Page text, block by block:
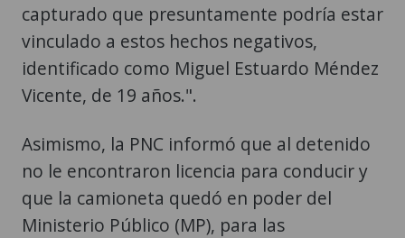
capturado que presuntamente podría estar
vinculado a estos hechos negativos,
identificado como Miguel Estuardo Méndez
Vicente, de 19 años.".
Asimismo, la PNC informó que al detenido
no le encontraron licencia para conducir y
que la camioneta quedó en poder del
Ministerio Público (MP), para las